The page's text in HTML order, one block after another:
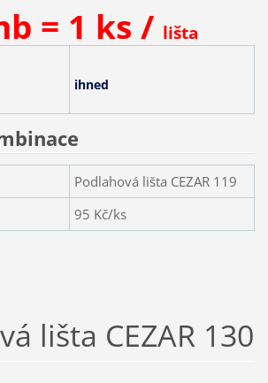
= 1 ks / lišta
ihned
Podlahová lišta CEZAR 119
95 Kč/ks
lišta CEZAR 130